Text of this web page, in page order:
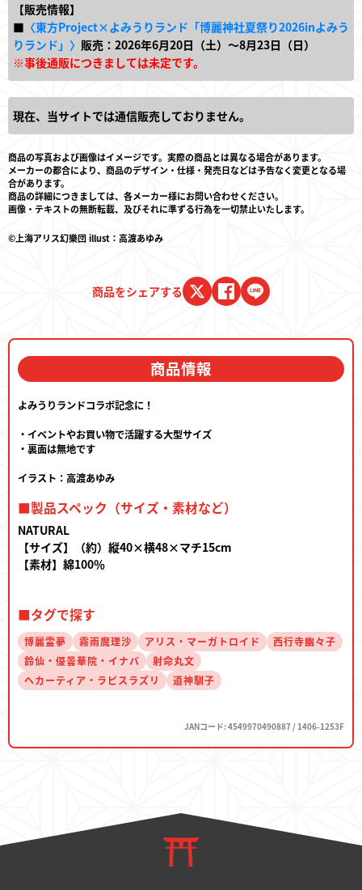
【販売情報】
■ 〈東方Project×よみうりランド「博麗神社夏祭り2026inよみう
りランド」〉 販売：2026年6月20日（土）～8月23日（日）
※事後通販につきましては未定です。
現在、当サイトでは通信販売しておりません。
商品の写真および画像はイメージです。実際の商品とは異なる場合があります。
メーカーの都合により、商品のデザイン・仕様・発売日などは予告なく変更となる場
合があります。
商品の詳細につきましては、各メーカー様にお問い合わせください。
画像・テキストの無断転載、及びそれに準ずる行為を一切禁止いたします。
©上海アリス幻樂団 illust：高渡あゆみ
商品をシェアする
商品情報
よみうりランドコラボ記念に！
・イベントやお買い物で活躍する大型サイズ
・裏面は無地です
イラスト：高渡あゆみ
■製品スペック（サイズ・素材など）
NATURAL
【サイズ】（約）縦40×横48×マチ15cm
【素材】綿100％
■タグで探す
博麗霊夢 霧雨魔理沙 アリス・マーガトロイド
西行寺幽々子
鈴仙・優曇華院・イナバ
射命丸文
ヘカーティア・ラピスラズリ
道神馴子
JANコード: 4549970490887 / 1406-1253F